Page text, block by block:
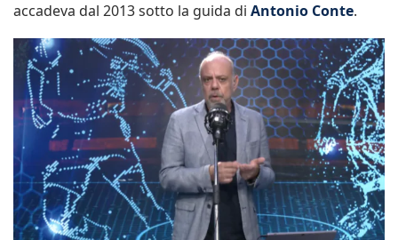
accadeva dal 2013 sotto la guida di Antonio Conte.